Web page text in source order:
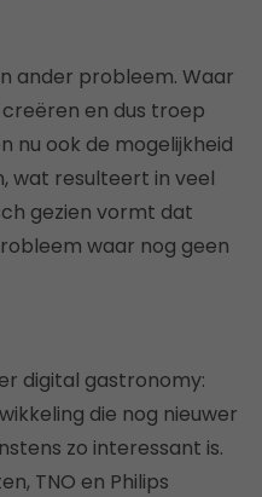
ander probleem. Waar
en dus troep
nu ook de mogelijkheid
wat resulteert in veel
gezien vormt dat
waar nog geen
digital gastronomy:
die nog nieuwer
zo interessant is.
TNO en Philips